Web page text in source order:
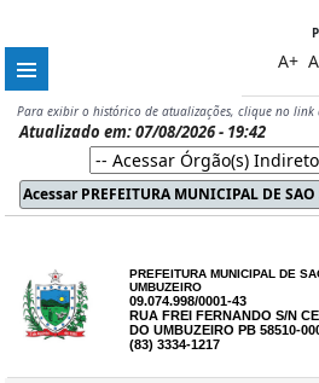
A+ A
Para exibir o histórico de atualizações, clique no link
Atualizado em: 07/08/2026 - 19:42
PREFEITURA MUNICIPAL DE
UMBUZEIRO
09.074.998/0001-43
RUA FREI FERNANDO S/N
DO UMBUZEIRO PB 58510-
(83) 3334-1217